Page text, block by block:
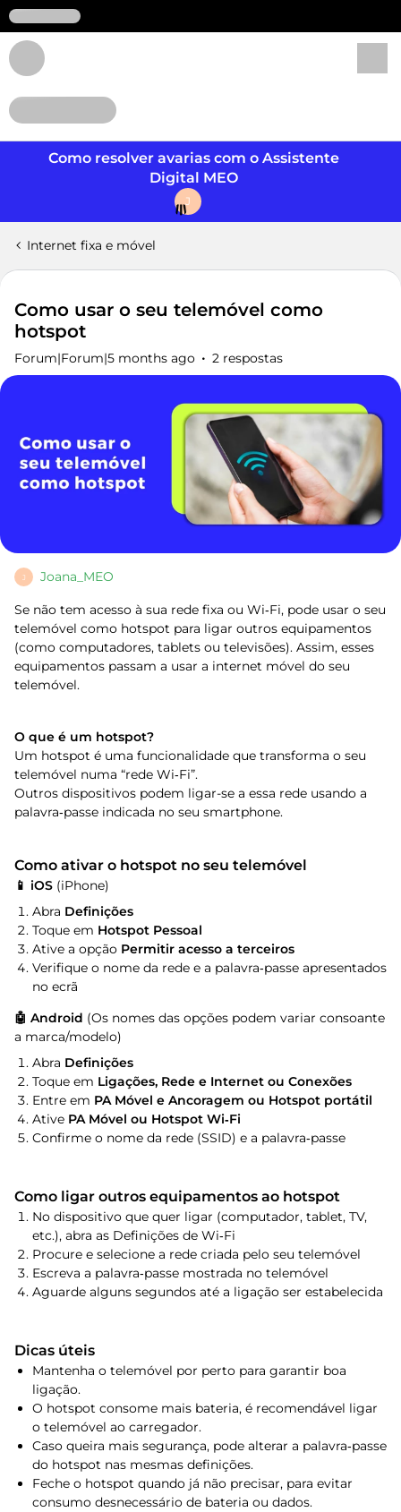
Como resolver avarias com o Assistente
Digital MEO
J
Internet fixa e móvel
Como usar o seu telemóvel como
hotspot
Forum|Forum|5 months ago 2 respostas
J Joana_MEO
Se não tem acesso à sua rede fixa ou Wi‑Fi, pode usar o seu
telemóvel como hotspot para ligar outros equipamentos
(como computadores, tablets ou televisões). Assim, esses
equipamentos passam a usar a internet móvel do seu
telemóvel.
O que é um hotspot?
Um hotspot é uma funcionalidade que transforma o seu
telemóvel numa “rede Wi‑Fi”.
Outros dispositivos podem ligar-se a essa rede usando a
palavra‑passe indicada no seu smartphone.
Como ativar o hotspot no seu telemóvel
📱 iOS (iPhone)
Abra Definições
Toque em Hotspot Pessoal
Ative a opção Permitir acesso a terceiros
Verifique o nome da rede e a palavra‑passe apresentados
no ecrã
🤖 Android (Os nomes das opções podem variar consoante
a marca/modelo)
Abra Definições
Toque em Ligações, Rede e Internet ou Conexões
Entre em PA Móvel e Ancoragem ou Hotspot portátil
Ative PA Móvel ou Hotspot Wi‑Fi
Confirme o nome da rede (SSID) e a palavra‑passe
Como ligar outros equipamentos ao hotspot
No dispositivo que quer ligar (computador, tablet, TV,
etc.), abra as Definições de Wi‑Fi
Procure e selecione a rede criada pelo seu telemóvel
Escreva a palavra‑passe mostrada no telemóvel
Aguarde alguns segundos até a ligação ser estabelecida
Dicas úteis
Mantenha o telemóvel por perto para garantir boa
ligação.
O hotspot consome mais bateria, é recomendável ligar
o telemóvel ao carregador.
Caso queira mais segurança, pode alterar a palavra‑passe
do hotspot nas mesmas definições.
Feche o hotspot quando já não precisar, para evitar
consumo desnecessário de bateria ou dados.